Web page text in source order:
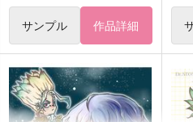
サンプル 作品詳細